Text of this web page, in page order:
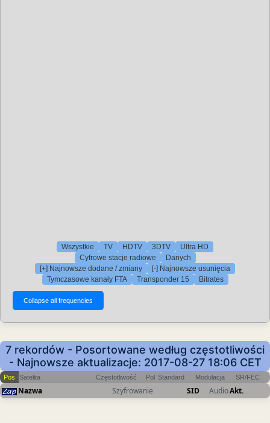
Wszystkie TV HDTV 3DTV
Ultra HD
Cyfrowe stacje radiowe
Danych
[+] Najnowsze dodane / zmiany
[-] Najnowsze usunięcia
Tymczasowe kanały FTA
Transponder 15 Bitrates
7 rekordów - Posortowane według częstotliwości
- Najnowsze aktualizacje: 2017-08-27 18:06 CET
Pos Satelita Częstotliwość Pol Standard Modulacja SR/FEC
Nazwa Szyfrowanie SID AudioAkt.